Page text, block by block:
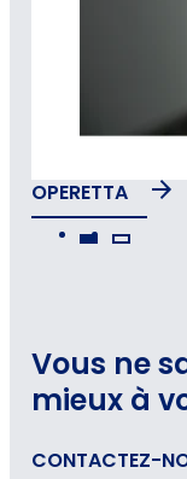
OPERETTA
Vous ne
mieux à
CONTACTEZ-